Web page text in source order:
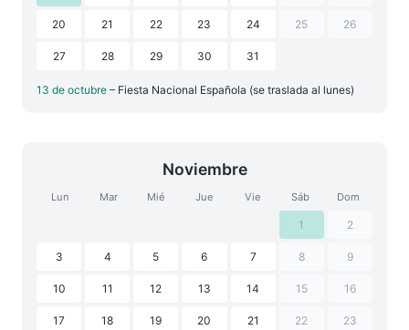
20 21 22 23 24 25 26
27 28 29 30 31
13 de octubre – Fiesta Nacional Española (se traslada al lunes)
Noviembre
Lun Mar Mié Jue Vie Sáb Dom
1 2
3 4 5 6 7 8 9
10 11 12 13 14 15 16
17 18 19 20 21 22 23